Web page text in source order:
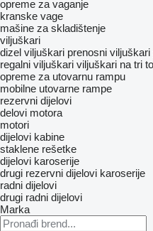
opreme za vaganje
kranske vage
mašine za skladištenje
viljuškari
dizel viljuškari prenosni viljuškari
regalni viljuškari viljuškari na tri
opreme za utovarnu rampu
mobilne utovarne rampe
rezervni dijelovi
delovi motora
motori
dijelovi kabine
staklene rešetke
dijelovi karoserije
drugi rezervni dijelovi karoserije
radni dijelovi
drugi radni dijelovi
Marka